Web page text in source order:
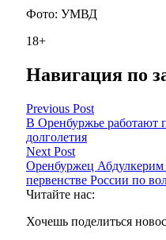
Фото: УМВД
18+
Навигация по
Previous Post
В Оренбуржье работают
долголетия
Next Post
Оренбуржец Абдулкерим
первенстве России по
Читайте нас:
Хочешь поделиться